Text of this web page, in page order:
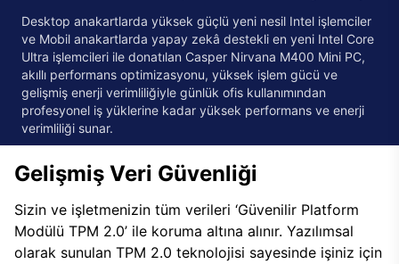
Desktop anakartlarda yüksek güçlü yeni nesil Intel işlemciler
ve Mobil anakartlarda yapay zekâ destekli en yeni Intel Core
Ultra işlemcileri ile donatılan Casper Nirvana M400 Mini PC,
akıllı performans optimizasyonu, yüksek işlem gücü ve
gelişmiş enerji verimliliğiyle günlük ofis kullanımından
profesyonel iş yüklerine kadar yüksek performans ve enerji
verimliliği sunar.
Gelişmiş Veri Güvenliği
Sizin ve işletmenizin tüm verileri ‘Güvenilir Platform
Modülü TPM 2.0’ ile koruma altına alınır. Yazılımsal
olarak sunulan TPM 2.0 teknolojisi sayesinde işiniz için